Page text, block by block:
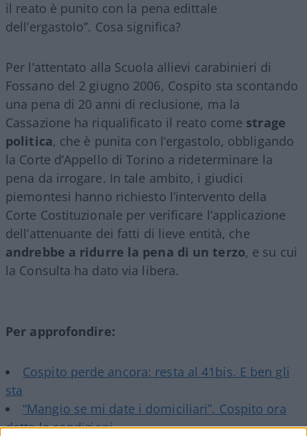
il reato è punito con la pena edittale
dell’ergastolo”. Cosa significa?
Per l’attentato alla Scuola allievi carabinieri di
Fossano del 2 giugno 2006, Cospito sta scontando
una pena di 20 anni di reclusione, ma la
Cassazione ha riqualificato il reato come strage
politica, che è punita con l’ergastolo, obbligando
la Corte d’Appello di Torino a rideterminare la
pena da irrogare. In tale ambito, i giudici
piemontesi hanno richiesto l’intervento della
Corte Costituzionale per verificare l’applicazione
dell’attenuante dei fatti di lieve entità, che
andrebbe a ridurre la pena di un terzo, e su cui
la Consulta ha dato via libera.
Per approfondire:
Cospito perde ancora: resta al 41bis. E ben gli
sta
“Mangio se mi date i domiciliari”. Cospito ora
detta le condizioni